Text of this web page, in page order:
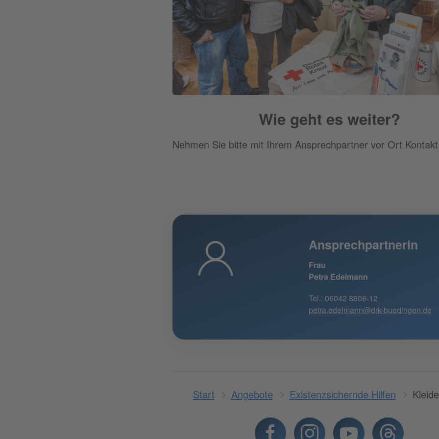
Wie geht es weiter?
Nehmen Sie bitte mit Ihrem Ansprechpartner vor Ort
Ansprechpartnerin
Frau
Petra Edelmann
Tel.: 06042 8806-12
petra.edelmann@drk-buedingen.de
Start Angebote Existenzsichernde Hilfen